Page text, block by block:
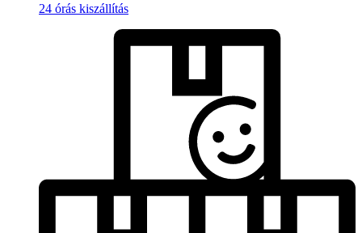
24 órás kiszállítás